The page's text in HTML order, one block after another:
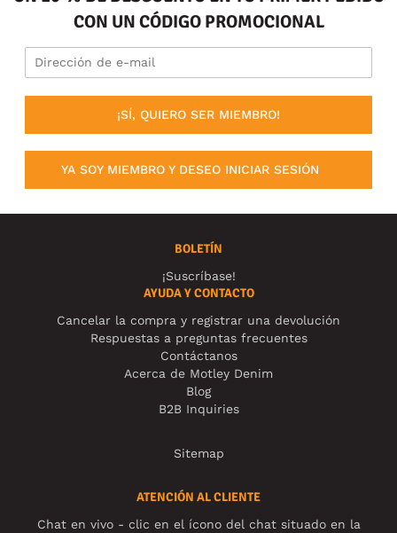
CON UN CÓDIGO PROMOCIONAL
¡SÍ, QUIERO SER MIEMBRO!
YA SOY MIEMBRO Y DESEO INICIAR SESIÓN
BOLETÍN
¡Suscríbase!
AYUDA Y CONTACTO
Cancelar la compra y registrar una devolución
Respuestas a preguntas frecuentes
Contáctanos
Acerca de Motley Denim
Blog
B2B Inquiries
Sitemap
ATENCIÓN AL CLIENTE
Chat en vivo - clic en el ícono del chat situado en la